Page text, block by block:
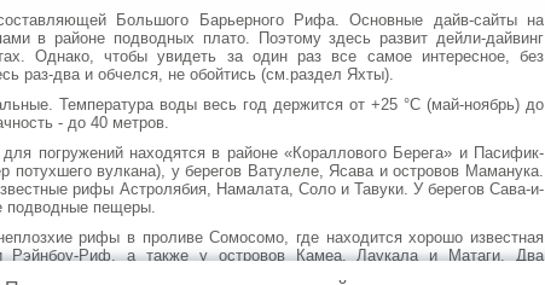
Большого Барьерного Рифа. Основные дайв-сайты на
в районе подводных плато. Поэтому здесь развит дейли-дайвинг
Однако, чтобы увидеть за один раз все самое интересное, без
раз-два и обчелся, не обойтись (см.раздел Яхты).
Температура воды весь год держится от +25 °C (май-ноябрь) до
- до 40 метров.
погружений находятся в районе «Кораллового Берега» и Пасифик-
потухшего вулкана), у берегов Ватулеле, Ясава и островов Маманука.
рифы Астролябия, Намалата, Соло и Тавуки. У берегов Сава-и-
подводные пещеры.
рифы в проливе Сомосомо, где находится хорошо известная
Рэйнбоу-Риф, а также у островов Камеа, Лаукала и Матаги. Два
тянутся между Вити-Леву и Вануа-Леву. Затонувшие корабли нужно